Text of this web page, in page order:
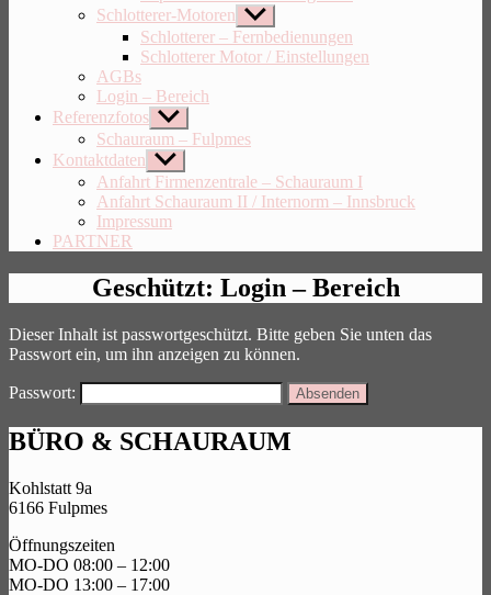
Schlotterer-Motoren Untermenü
anzeigen
Schlotterer – Fernbedienungen
Schlotterer Motor / Einstellungen
AGBs
Login – Bereich
Referenzfotos Untermenü
anzeigen
Schauraum – Fulpmes
Kontaktdaten Untermenü
anzeigen
Anfahrt Firmenzentrale – Schauraum I
Anfahrt Schauraum II / Internorm – Innsbruck
Impressum
PARTNER
Geschützt: Login – Bereich
Dieser Inhalt ist passwortgeschützt. Bitte geben Sie unten das
Passwort ein, um ihn anzeigen zu können.
Passwort:
BÜRO & SCHAURAUM
Kohlstatt 9a
6166 Fulpmes
Öffnungszeiten
MO-DO 08:00 – 12:00
MO-DO 13:00 – 17:00